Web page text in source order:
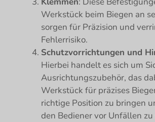
Werkstück beim Biegen an
sorgen für Präzision und
Fehlerrisiko.
Schutzvorrichtungen und
Hierbei handelt es sich um
Ausrichtungszubehör, das
Werkstück für präzises
richtige Position zu bringen
den Bediener vor Unfällen